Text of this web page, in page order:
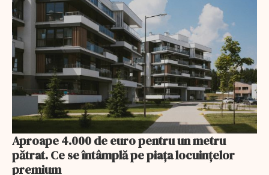
Aproape 4.000 de euro pentru un metru
pătrat. Ce se întâmplă pe piața locuințelor
premium